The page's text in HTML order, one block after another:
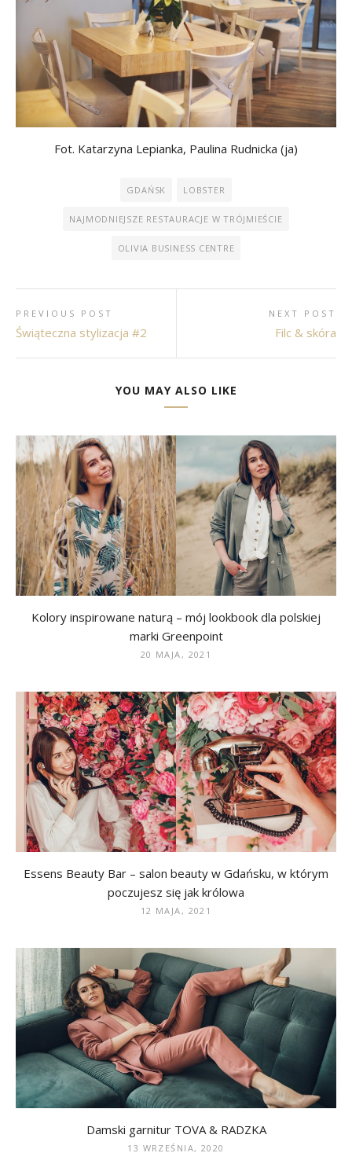
Fot. Katarzyna Lepianka, Paulina Rudnicka (ja)
GDAŃSK LOBSTER
NAJMODNIEJSZE RESTAURACJE W TRÓJMIEŚCIE
OLIVIA BUSINESS CENTRE
PREVIOUS POST
Świąteczna stylizacja #2
NEXT POST
Filc & skóra
YOU MAY ALSO LIKE
Kolory inspirowane naturą – mój lookbook dla polskiej
marki Greenpoint
20 MAJA, 2021
Essens Beauty Bar – salon beauty w Gdańsku, w którym
poczujesz się jak królowa
12 MAJA, 2021
Damski garnitur TOVA & RADZKA
13 WRZEŚNIA, 2020